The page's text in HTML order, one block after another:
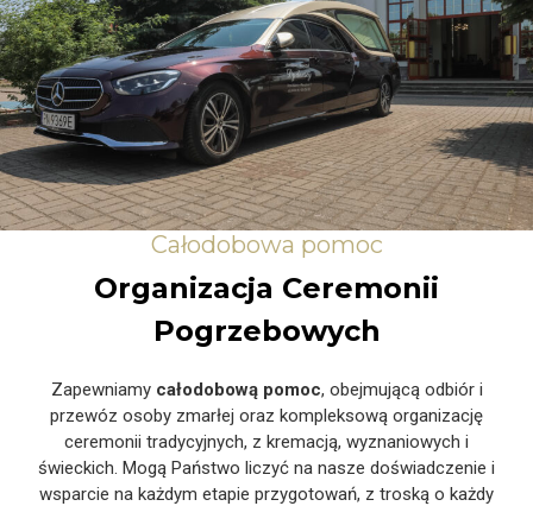
Całodobowa pomoc
Organizacja Ceremonii
Pogrzebowych
Zapewniamy całodobową pomoc, obejmującą odbiór i
przewóz osoby zmarłej oraz kompleksową organizację
ceremonii tradycyjnych, z kremacją, wyznaniowych i
świeckich. Mogą Państwo liczyć na nasze doświadczenie i
wsparcie na każdym etapie przygotowań, z troską o każdy